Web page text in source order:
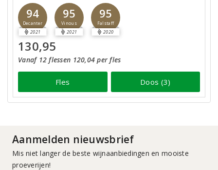
94
Decanter
2021
95
Vinous
2021
95
Falstaff
2020
130,95
Vanaf 12 flessen 120,04 per fles
Fles Doos (3)
Aanmelden nieuwsbrief
Mis niet langer de beste wijnaanbiedingen en mooiste
proeverijen!